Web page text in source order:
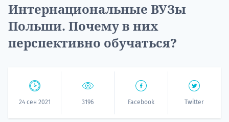
Интернациональные ВУЗы
Польши. Почему в них
перспективно обучаться?
24 сен 2021 3196 Facebook Twitter